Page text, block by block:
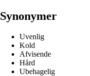
Synonymer
Uvenlig
Kold
Afvisende
Hård
Ubehagelig